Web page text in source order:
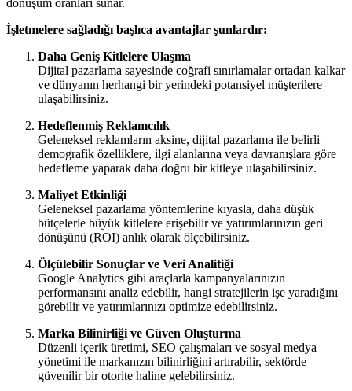
dönüşüm oranları sunar.
İşletmelere sağladığı başlıca avantajlar şunlardır:
Daha Geniş Kitlelere Ulaşma
Dijital pazarlama sayesinde coğrafi sınırlamalar ortadan kalkar
ve dünyanın herhangi bir yerindeki potansiyel müşterilere
ulaşabilirsiniz.
Hedeflenmiş Reklamcılık
Geleneksel reklamların aksine, dijital pazarlama ile belirli
demografik özelliklere, ilgi alanlarına veya davranışlara göre
hedefleme yaparak daha doğru bir kitleye ulaşabilirsiniz.
Maliyet Etkinliği
Geleneksel pazarlama yöntemlerine kıyasla, daha düşük
bütçelerle büyük kitlelere erişebilir ve yatırımlarınızın geri
dönüşünü (ROI) anlık olarak ölçebilirsiniz.
Ölçülebilir Sonuçlar ve Veri Analitiği
Google Analytics gibi araçlarla kampanyalarınızın
performansını analiz edebilir, hangi stratejilerin işe yaradığını
görebilir ve yatırımlarınızı optimize edebilirsiniz.
Marka Bilinirliği ve Güven Oluşturma
Düzenli içerik üretimi, SEO çalışmaları ve sosyal medya
yönetimi ile markanızın bilinirliğini artırabilir, sektörde
güvenilir bir otorite haline gelebilirsiniz.